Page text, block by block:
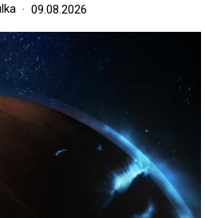
09.08.2026